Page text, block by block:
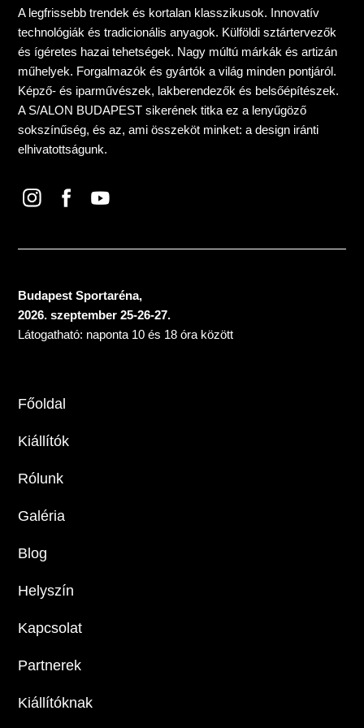
A legfrissebb trendek és kortalan klasszikusok. Innovatív
technológiák és tradicionális anyagok. Külföldi sztártervezők
és ígéretes hazai tehetségek. Nagy múltú márkák és artizán
műhelyek. Forgalmazók és gyártók a világ minden pontjáról.
Képző- és iparművészek, lakberendezők és belsőépítészek.
A S/ALON BUDAPEST sikerének titka ez a lenyűgöző
sokszínűség, és az, ami összeköt minket: a design iránti
elhivatottságunk.
Budapest Sportaréna,
2026. szeptember 25-26-27.
Látogatható: naponta 10 és 18 óra között
Főoldal
Kiállítók
Rólunk
Galéria
Blog
Helyszín
Kapcsolat
Partnerek
Kiállítóknak